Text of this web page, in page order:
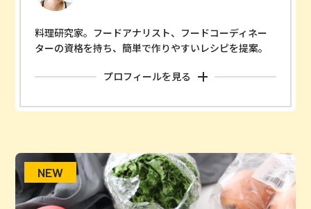
料理研究家。フードアナリスト、フードコーディネー
ターの資格を持ち、簡単で作りやすいレシピを提案。
これまでに著書は全22冊出版、累計123万部を突破
スープジャーを活用したお弁当づくりをしており、その
Nadia：https://oceans-nadia.com/user/14996
プロフィールを
NEW